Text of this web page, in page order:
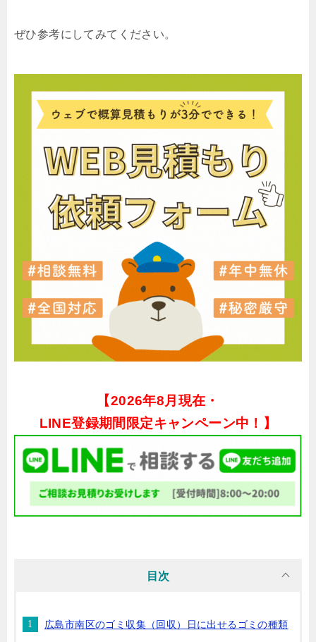
ぜひ参考にしてみてください。
【2026年8月現在・
LINE登録期間限定キャンペーン中！】
目次
広島市南区のゴミ収集（回収）日に出せるゴミの種類